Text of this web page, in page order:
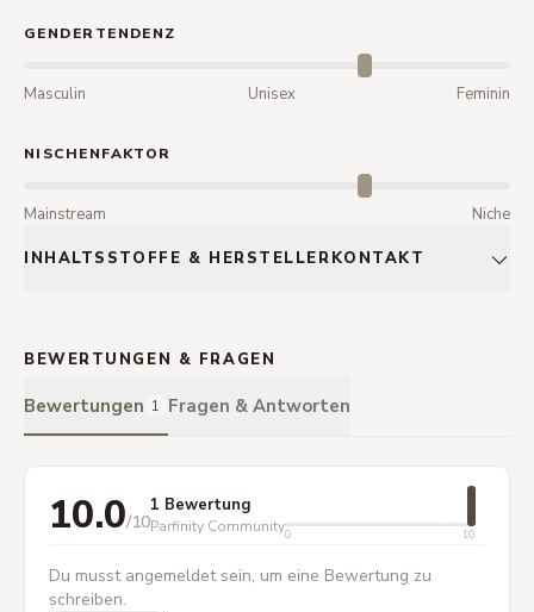
GENDERTENDENZ
Masculin Unisex Feminin
NISCHENFAKTOR
Mainstream Niche
INHALTSSTOFFE & HERSTELLERKONTAKT
BEWERTUNGEN & FRAGEN
Bewertungen 1 Fragen & Antworten
10.0/10
1 Bewertung
Parfinity Community0 10
Du musst angemeldet sein, um eine Bewertung zu
schreiben.